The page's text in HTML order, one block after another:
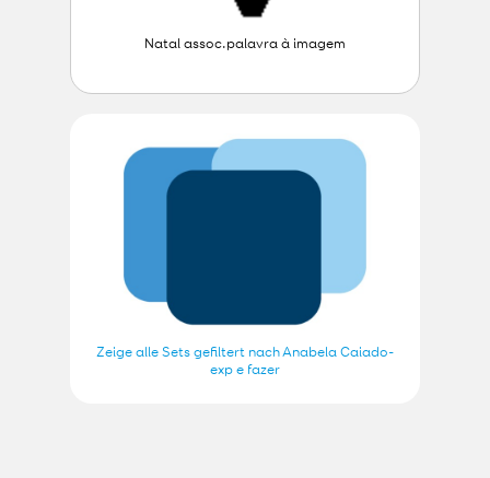
Natal assoc.palavra à imagem
Zeige alle Sets gefiltert nach Anabela Caiado-
exp e fazer